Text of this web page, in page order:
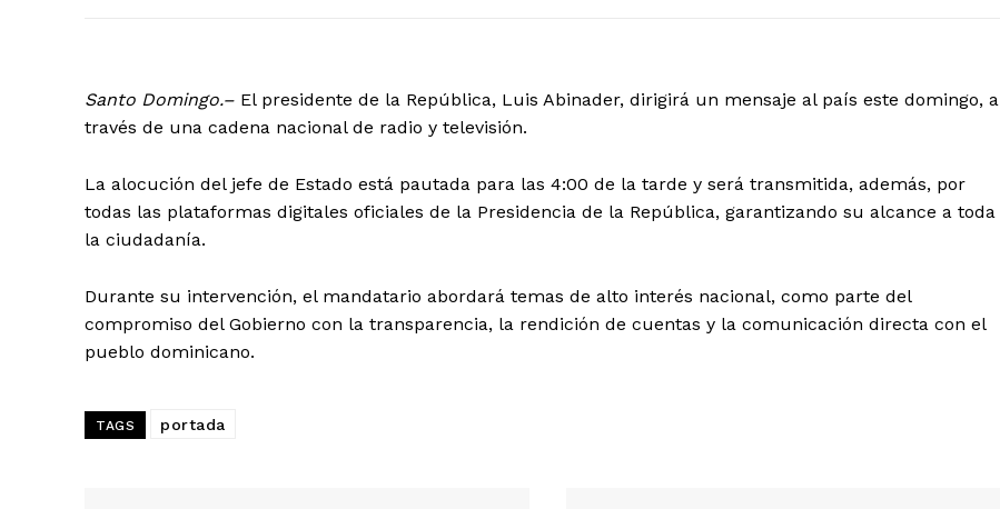
Santo Domingo.– El presidente de la República, Luis Abinader, dirigirá un mensaje al país este domingo, a
través de una cadena nacional de radio y televisión.
La alocución del jefe de Estado está pautada para las 4:00 de la tarde y será transmitida, además, por
todas las plataformas digitales oficiales de la Presidencia de la República, garantizando su alcance a toda
la ciudadanía.
Durante su intervención, el mandatario abordará temas de alto interés nacional, como parte del
compromiso del Gobierno con la transparencia, la rendición de cuentas y la comunicación directa con el
pueblo dominicano.
TAGS portada